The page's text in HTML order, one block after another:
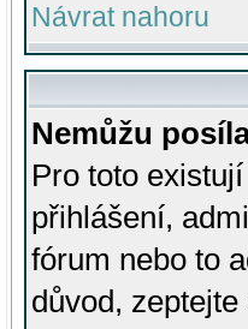
Návrat nahoru
Nemůžu
Pro toto
přihlášení,
fórum nebo to
důvod,